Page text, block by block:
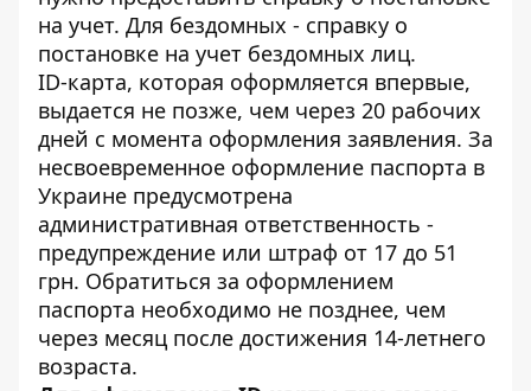
на учет. Для бездомных - справку о
постановке на учет бездомных лиц.
ID-карта, которая оформляется впервые,
выдается не позже, чем через 20 рабочих
дней с момента оформления заявления. За
несвоевременное оформление паспорта в
Украине предусмотрена
административная ответственность -
предупреждение или штраф от 17 до 51
грн. Обратиться за оформлением
паспорта необходимо не позднее, чем
через месяц после достижения 14-летнего
возраста.